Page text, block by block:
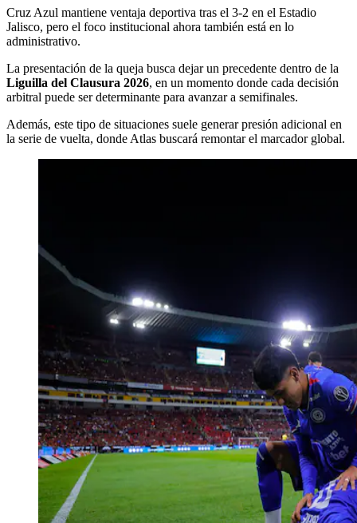
Cruz Azul mantiene ventaja deportiva tras el 3-2 en el Estadio
Jalisco, pero el foco institucional ahora también está en lo
administrativo.
La presentación de la queja busca dejar un precedente dentro de la
Liguilla del Clausura 2026, en un momento donde cada decisión
arbitral puede ser determinante para avanzar a semifinales.
Además, este tipo de situaciones suele generar presión adicional en
la serie de vuelta, donde Atlas buscará remontar el marcador global.